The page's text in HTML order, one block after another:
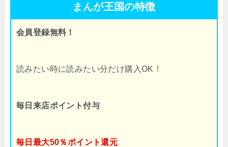
まんが王国の特徴
会員登録無料！
読みたい時に読みたい分だけ購入OK！
毎日来店ポイント付与
毎日最大50％ポイント還元